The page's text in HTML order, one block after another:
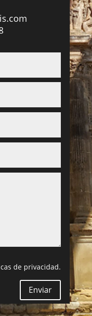
de privacidad.
Enviar